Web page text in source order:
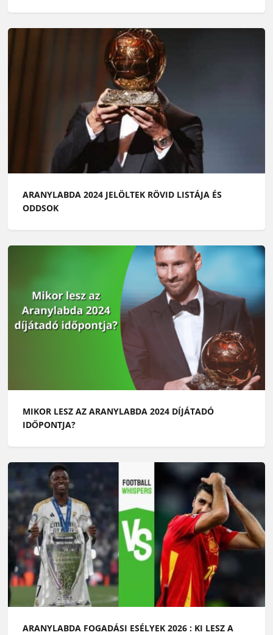
ARANYLABDA 2024 JELÖLTEK RÖVID LISTÁJA ÉS
ODDSOK
MIKOR LESZ AZ ARANYLABDA 2024 DÍJÁTADÓ
IDŐPONTJA?
ARANYLABDA FOGADÁSI ESÉLYEK 2026 : KI LESZ A